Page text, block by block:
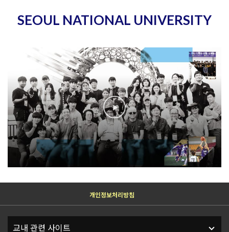
SEOUL NATIONAL UNIVERSITY
개인정보처리방침